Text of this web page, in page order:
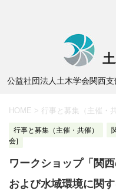
公益社団法人土木学会関西
HOME > 行事と募集（主催・共
行事と募集（主催・共催）
会]
ワークショップ「関
および水域環境に関